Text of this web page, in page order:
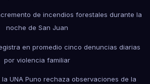
de incendios forestales durante la
noche de San Juan
en promedio cinco denuncias diarias
por violencia familiar
UNA Puno rechaza observaciones de la